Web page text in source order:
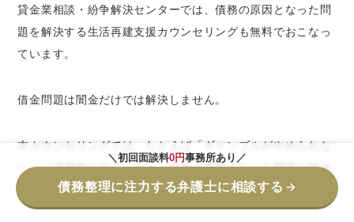
貸金業相談・紛争解決センターでは、債務の原因となった問
題を解決する生活再建支援カウンセリングも無料でおこなっ
ています。
借金問題は闇金だけでは解決しません。
本カウンセリングでは、たとえば「ギャンブルがやめられな
い」「浪費癖がある」など、債務の原因となった問題の解決
を目指します。
＼初回面談料0円事務所あり／
債務整理に注力する弁護士に相談する